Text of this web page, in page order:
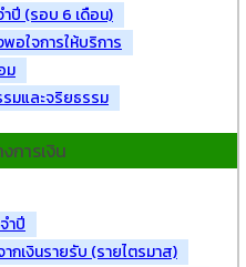
ำปี (รอบ 6 เดือน)
อใจการให้บริการ
ม
มและจริยธรรม
การเงิน
ำปี
กเงินรายรับ (รายไตรมาส)